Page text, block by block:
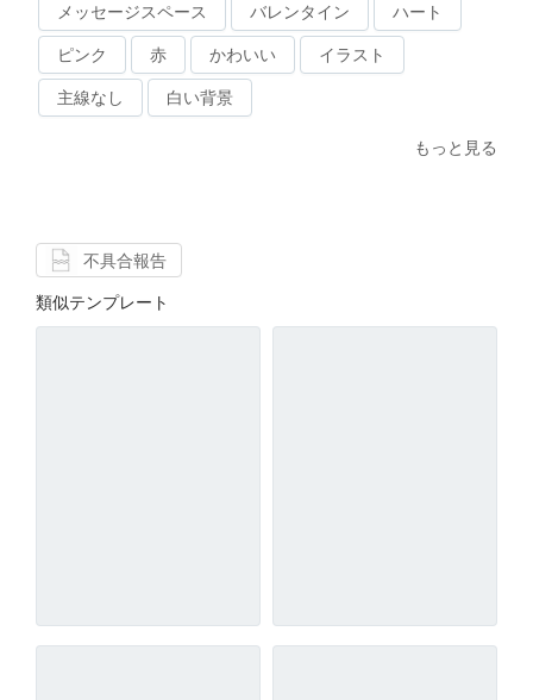
メッセージスペース バレンタイン ハート
ピンク 赤 かわいい イラスト
主線なし 白い背景
もっと見る
不具合報告
類似テンプレート